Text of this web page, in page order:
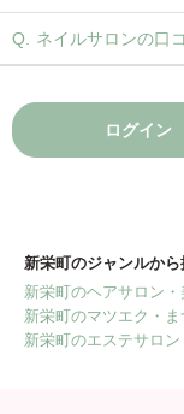
ネイルサロンの口
ログイン
新栄町のジャンルから
新栄町のヘアサロン・
新栄町のマツエク・
新栄町のエステサロン